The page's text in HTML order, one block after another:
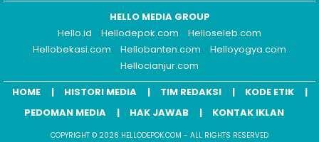
HELLO MEDIA GROUP
Hello.id
Hellodepok.com
Helloseleb.com
Hellobekasi.com
Hellobanten.com
Helloyogya.com
Hellocianjur.com
HOME
HISTORI MEDIA TIM REDAKSI
KODE ETIK
PEDOMAN MEDIA
HAK JAWAB KONTAK IKLAN
COPYRIGHT © 2026 HELLODEPOK.COM - ALL RIGHTS RESERVED